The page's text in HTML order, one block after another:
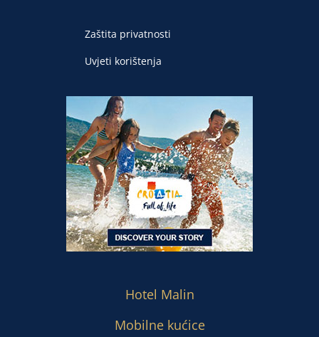
Zaštita privatnosti
Uvjeti korištenja
Hotel Malin
Mobilne kućice